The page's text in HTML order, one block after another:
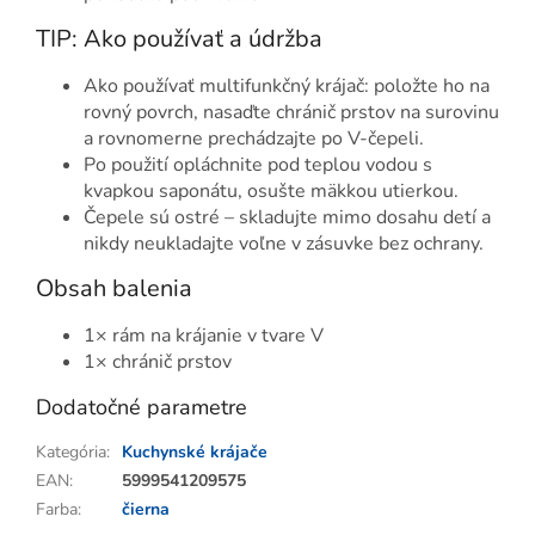
TIP: Ako používať a údržba
Ako používať multifunkčný krájač: položte ho na
rovný povrch, nasaďte chránič prstov na surovinu
a rovnomerne prechádzajte po V-čepeli.
Po použití opláchnite pod teplou vodou s
kvapkou saponátu, osušte mäkkou utierkou.
Čepele sú ostré – skladujte mimo dosahu detí a
nikdy neukladajte voľne v zásuvke bez ochrany.
Obsah balenia
1× rám na krájanie v tvare V
1× chránič prstov
Dodatočné parametre
Kategória: Kuchynské krájače
EAN:
5999541209575
Farba: čierna